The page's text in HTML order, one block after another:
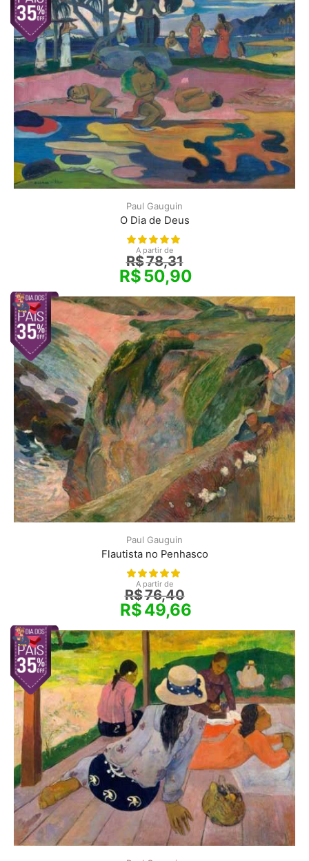
Paul Gauguin
O Dia de Deus
A partir de
R$78,31
R$50,90
Paul Gauguin
Flautista no Penhasco
A partir de
R$76,40
R$49,66